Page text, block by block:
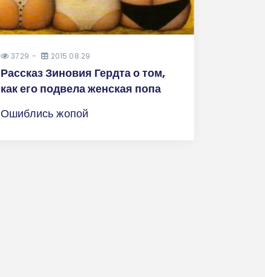
3729 2015.08.29
Рассказ Зиновия Гердта о том,
как его подвела женская попа
Ошиблись жопой